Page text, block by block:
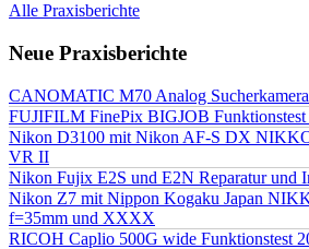
Alle Praxisberichte
Neue Praxisberichte
CANOMATIC M70 Analog
FUJIFILM FinePix BIGJOB Funktionstest
Nikon D3100 mit Nikon AF-S DX
VR II
Nikon Fujix E2S und E2N Reparatur und
Nikon Z7 mit Nippon Kogaku Japan
f=35mm und XXXX
RICOH Caplio 500G wide Funktionstest